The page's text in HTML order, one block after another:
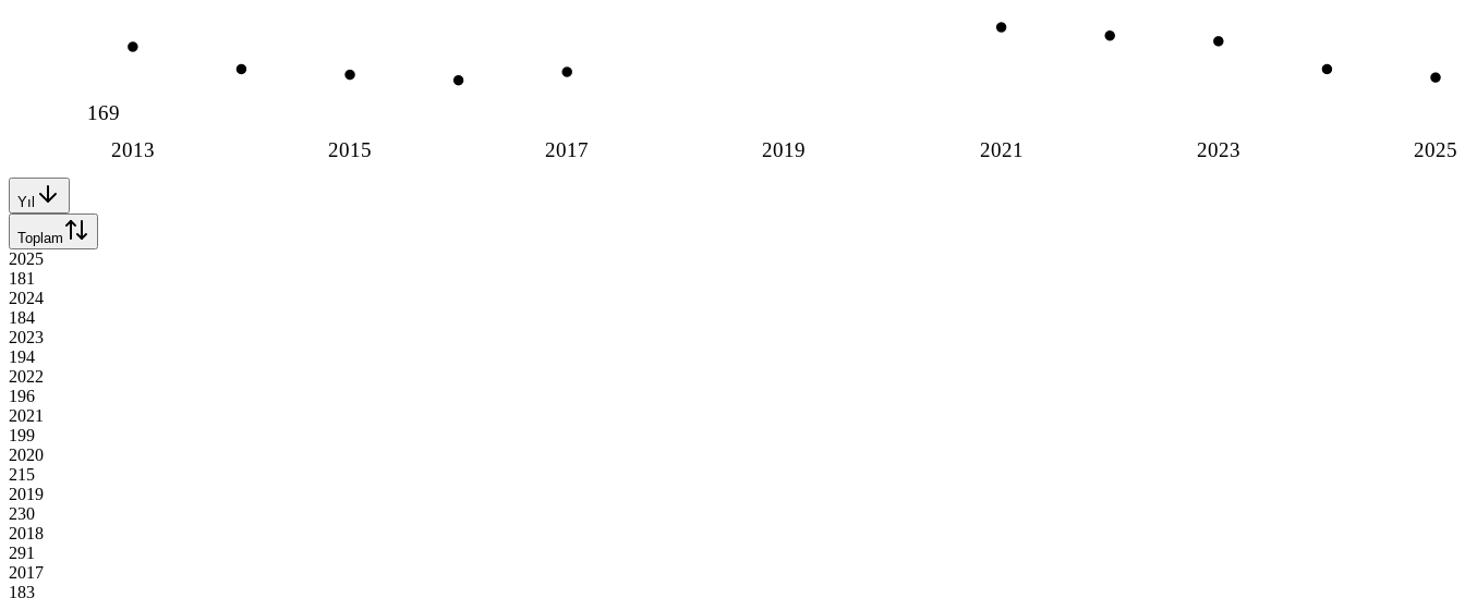
2013 2015 2017 2019 2021 2023 2025
169
Yıl
Toplam
2025
181
2024
184
2023
194
2022
196
2021
199
2020
215
2019
230
2018
291
2017
183